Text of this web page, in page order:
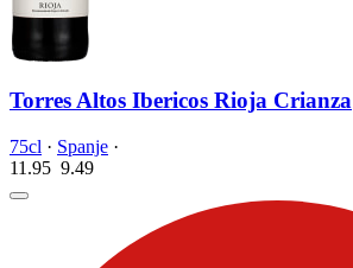
Torres Altos Ibericos Rioja Crianza
75cl · Spanje ·
11.95 9.49